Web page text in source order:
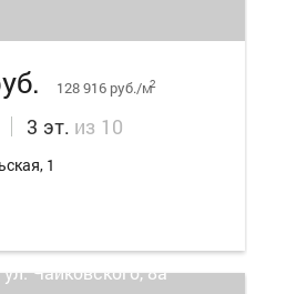
128 916 руб./м2
3 эт. из 10
1